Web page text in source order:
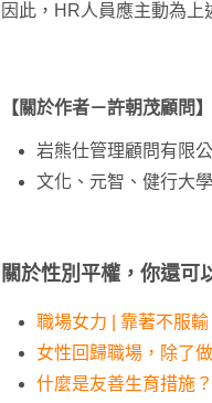
因此，HR人員應主動為上
【關於作者－許朝茂顧問】
岩熊仕管理顧問有限
文化、元智、健行大
關於性別平權，你還可
職場女力 | 靠著不服
女性回歸職場，除了
什麼是友善生育措施